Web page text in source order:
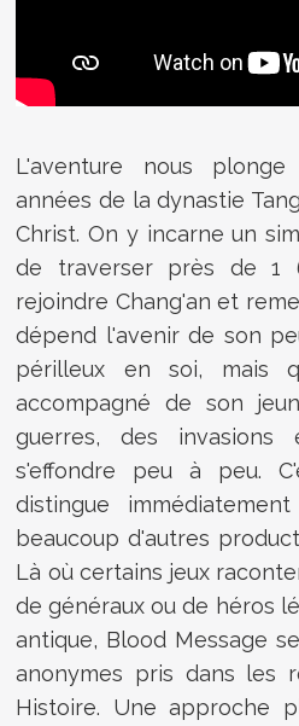
L'aventure nous
années de la dynastie
Christ. On y incarne un
de traverser près de 1
rejoindre Chang'an et
dépend l'avenir de son
périlleux en soi, mais
accompagné de son
guerres, des
s'effondre peu à peu.
distingue
beaucoup d'autres
Là où certains jeux
de généraux ou de héros
antique, Blood Message
anonymes pris dans les
Histoire. Une approche